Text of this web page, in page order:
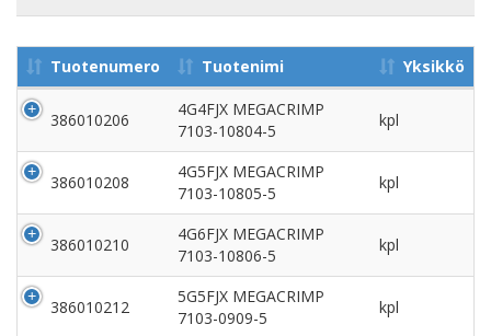
Tuotenumero Tuotenimi Yksikkö
386010206
4G4FJX MEGACRIMP
7103-10804-5
kpl
386010208
4G5FJX MEGACRIMP
7103-10805-5
kpl
386010210
4G6FJX MEGACRIMP
7103-10806-5
kpl
386010212
5G5FJX MEGACRIMP
7103-0909-5
kpl